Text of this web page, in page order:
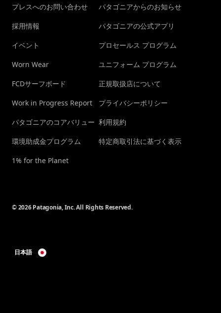
プレスへのお問い合わせ
採用情報
イベント
Worn Wear
FCDサーフボード
Work in Progress Report
パタゴニアのコアバリュー
環境助成金プログラム
1% for the Planet
パタゴニアからのお知らせ
パタゴニアの公式アプリ
プロセールス プログラム
ユニフォーム プログラム
正規取扱店について
プライバシーポリシー
利用規約
特定商取引法に基づく表示
© 2026 Patagonia, Inc. All Rights Reserved.
日本語